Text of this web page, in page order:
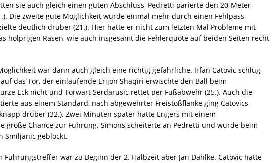
sie auch gleich einen guten Abschluss, Pedretti parierte den 20-Meter-
Die zweite gute Möglichkeit wurde einmal mehr durch einen Fehlpass
deutlich drüber (21.). Hier hatte er nicht zum letzten Mal Probleme mit
holprigen Rasen, wie auch insgesamt die Fehlerquote auf beiden Seiten recht
war dann auch gleich eine richtig gefährliche. Irfan Catovic schlug
das Tor, der einlaufende Erijon Shaqiri erwischte den Ball beim
Eck nicht und Torwart Serdarusic rettet per Fußabwehr (25.). Auch die
aus einem Standard, nach abgewehrter Freistoßflanke ging Catovics
drüber (32.). Zwei Minuten später hatte Engers mit einem
große Chance zur Führung. Simons scheiterte an Pedretti und wurde beim
Smiljanic geblockt.
Führungstreffer war zu Beginn der 2. Halbzeit aber Jan Dahlke. Catovic hatte